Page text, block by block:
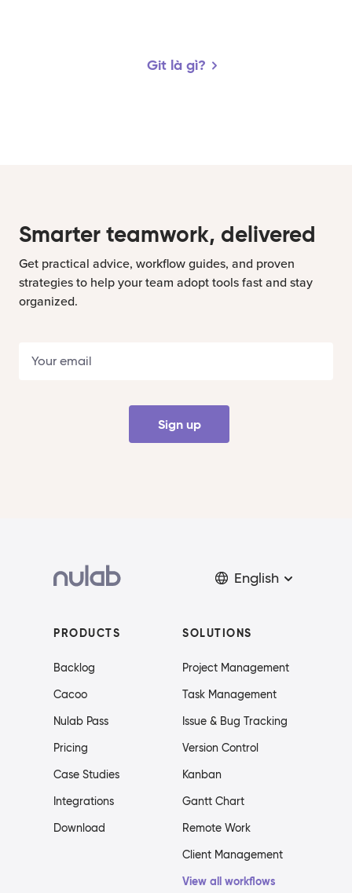
Git là gì?
Smarter teamwork, delivered
Get practical advice, workflow guides, and proven
strategies to help your team adopt tools fast and stay
organized.
Sign up
English
PRODUCTS
Backlog
Cacoo
Nulab Pass
Pricing
Case Studies
Integrations
Download
SOLUTIONS
Project Management
Task Management
Issue & Bug Tracking
Version Control
Kanban
Gantt Chart
Remote Work
Client Management
View all workflows